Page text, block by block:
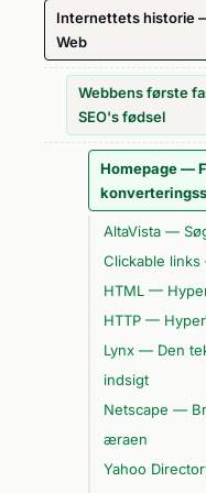
Internettets historie
Web
Webbens første
SEO's fødsel
Homepage —
AltaVista —
Clickable
HTML —
HTTP —
Lynx — Den
indsigt
Netscape —
æraen
Yahoo